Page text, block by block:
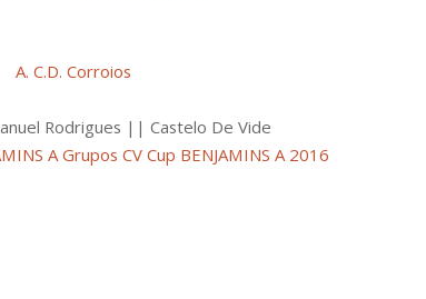
A. C.D. Corroios
Rodrigues || Castelo De Vide
A Grupos CV Cup BENJAMINS A 2016